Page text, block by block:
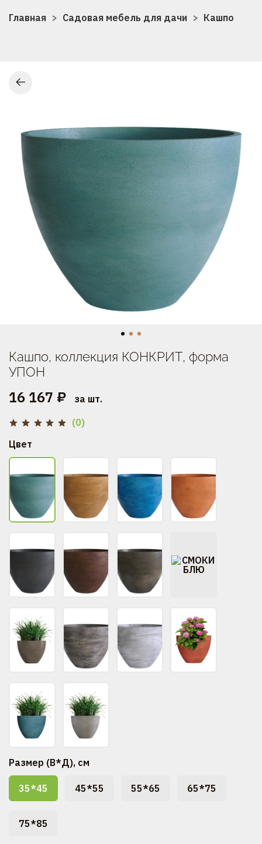
Главная Садовая мебель для дачи Кашпо
(0)
Кашпо, коллекция КОНКРИТ, форма
УПОН
16 167 ₽ за шт.
Цвет
Размер (В*Д), см
35*45 45*55 55*65 65*75
75*85